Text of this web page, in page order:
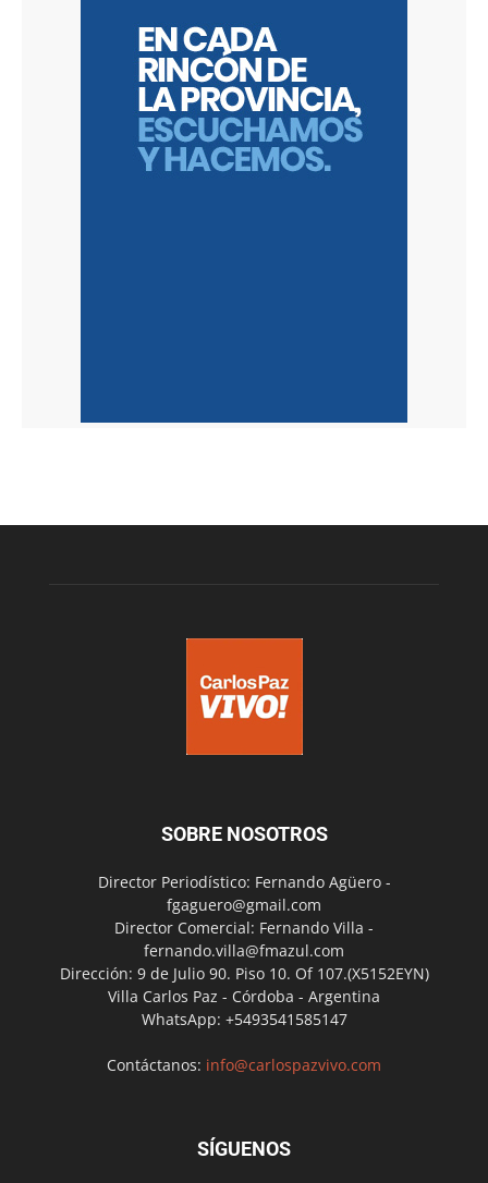
SOBRE NOSOTROS
Director Periodístico: Fernando Agüero -
fgaguero@gmail.com
Director Comercial: Fernando Villa -
fernando.villa@fmazul.com
Dirección: 9 de Julio 90. Piso 10. Of 107.(X5152EYN)
Villa Carlos Paz - Córdoba - Argentina
WhatsApp: +5493541585147
Contáctanos: info@carlospazvivo.com
SÍGUENOS